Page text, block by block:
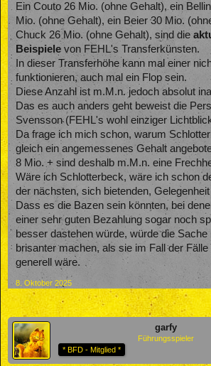
Ein Couto 26 Mio. (ohne Gehalt), ein
Mio. (ohne Gehalt), ein Beier 30 Mio.
Chuck 26 Mio. (ohne Gehalt), sind die
Beispiele von FEHL's Transferkünsten.
In dieser Transferhöhe kann mal einer
funktionieren, auch mal ein Flop sein.
Diese Anzahl ist m.M.n. jedoch absolut
Das es auch anders geht beweist die
Svensson (FEHL's wohl einziger
Da frage ich mich schon, warum
gleich ein angemessenes Gehalt
8 Mio. + sind deshalb m.M.n. eine
Wäre ich Schlotterbeck, wäre ich schon
der nächsten, sich bietenden,
Dass es die Bazen sein könnten, bei
einer sehr guten Bezahlung sogar noch
besser dastehen würde, würde die Sache
brisanter machen, als sie im Fall der
generell wäre.
8. Oktober 2025
garfy
Führungsspieler
* BFD - Mitglied *